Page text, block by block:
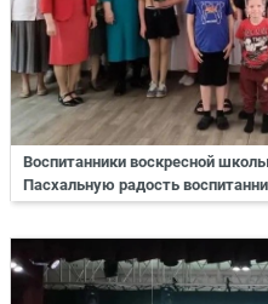
Воспитанники воскресной
Пасхальную радость